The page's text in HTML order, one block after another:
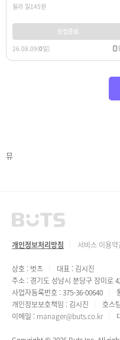
윌라 일145원
모집종료
26.08.09(0일) 0
뮤
개인정보처리방침 서비스 이용약
상호 : 벗츠
대표 : 김시진
주소 : 경기도 성남시 분당구 장미로
사업자등록번호 : 375-36-00640
개인정보보호책임 : 김시진
호스
이메일 : manager@buts.co.kr